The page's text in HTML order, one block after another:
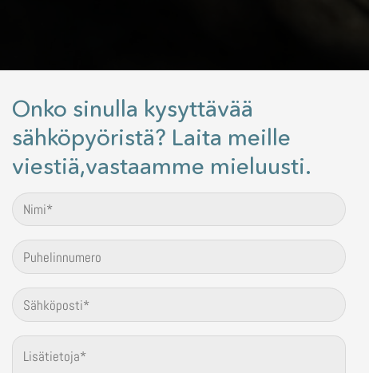
Onko sinulla kysyttävää
sähköpyöristä? Laita meille
viestiä,vastaamme mieluusti.